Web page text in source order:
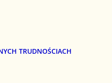
TRUDNOŚCIACH